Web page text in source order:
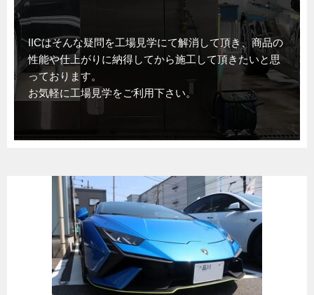
IICはそんな疑問を工場見学にて解消して頂き、商品の
性能や仕上がりに納得してから施工して頂きたいと思
っております。
お気軽に工場見学をご利用下さい。